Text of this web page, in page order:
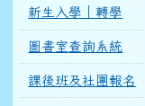
新生入學｜轉學
圖書室查詢系統
課後班及社團報名